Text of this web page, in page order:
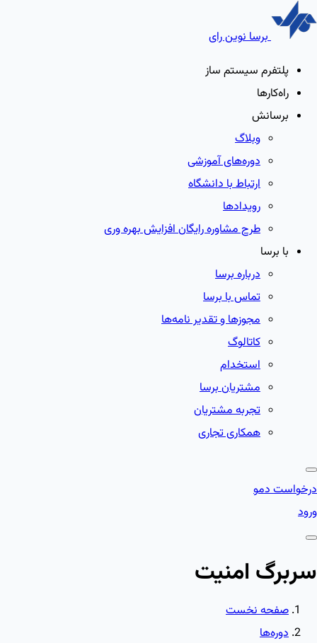
برسا نوین رای
پلتفرم سیستم ساز
راه‌کارها
برسانش
وبلاگ
دوره‌های آموزشی
ارتباط با دانشگاه
رویدادها
طرح مشاوره رایگان افزایش بهره وری
با برسا
درباره برسا
تماس با برسا
مجوزها و تقدیر نامه‌ها
کاتالوگ
استخدام
مشتریان برسا
تجربه مشتریان
همکاری تجاری
درخواست دمو
ورود
سربرگ امنیت
صفحه نخست
دوره‌ها